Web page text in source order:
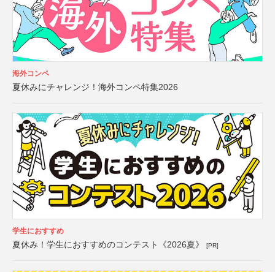
海外コンペ
夏休みにチャレンジ！海外コンペ特集2026
学生におすすめ
夏休み！学生におすすめのコンテスト《2026夏》 [PR]